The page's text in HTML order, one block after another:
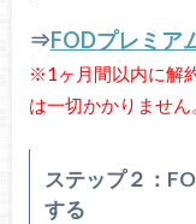
⇒FODプレミア
※1ヶ月間以内に解
は一切かかりません
ステップ２：
する